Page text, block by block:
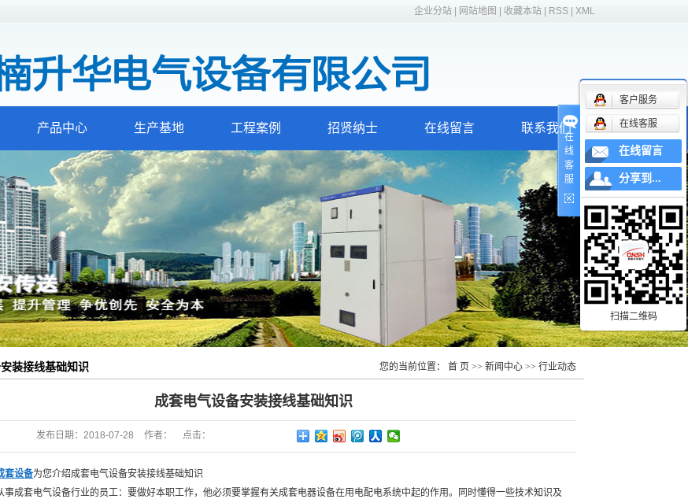
企业分站 网站地图 收藏本站 RSS XML
产品中心 生产基地 工程案例 招贤纳士 在线留言 联系我们
装接线基础知识 您的当前位置： 首 页 >> 新闻中心 >> 行业动态
成套电气设备安装接线基础知识
发布日期： 2018-07-28 作者： 点击：
套设备为您介绍成套电气设备安装接线基础知识
事成套电气设备行业的员工：要做好本职工作，他必须要掌握有关成套电器设备在用电配电系统中起的作用。同时懂得一些技术知识及
在
线
客
服
客户服务
在线客服
在线留言
分享到...
扫描二维码